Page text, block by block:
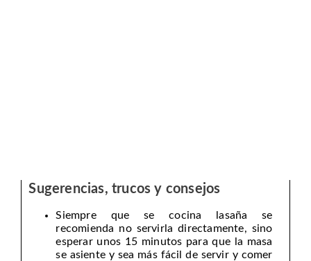
Sugerencias, trucos y consejos
Siempre que se cocina lasaña se
recomienda no servirla directamente, sino
esperar unos 15 minutos para que la masa
se asiente y sea más fácil de servir y comer